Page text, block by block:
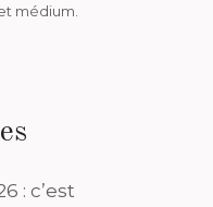
médium.
: c’est